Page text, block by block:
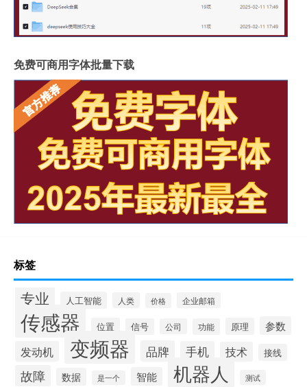
免费可商用字体批量下载
标签
专业 人工智能 人类 价格 企业邮箱
传感器 位置 信号 公司 功能 原理 参数
发动机 变频器 品牌 手机 技术 接线
故障 数据 是一个 智能 机器人 测试